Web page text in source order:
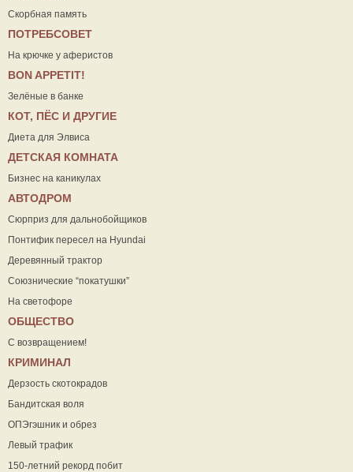
Скорбная память
ПОТРЕБСОВЕТ
На крючке у аферистов
ВON APPETIT!
Зелёные в банке
КОТ, ПЁС И ДРУГИЕ
Диета для Элвиса
ДЕТСКАЯ КОМНАТА
Бизнес на каникулах
АВТОДРОМ
Сюрприз для дальнобойщиков
Понтифик пересел на Hyundai
Деревянный трактор
Союзнические “покатушки”
На светофоре
ОБЩЕСТВО
С возвращением!
КРИМИНАЛ
Дерзость скотокрадов
Бандитская воля
ОПЭгэшник и обрез
Левый трафик
150-летний рекорд побит